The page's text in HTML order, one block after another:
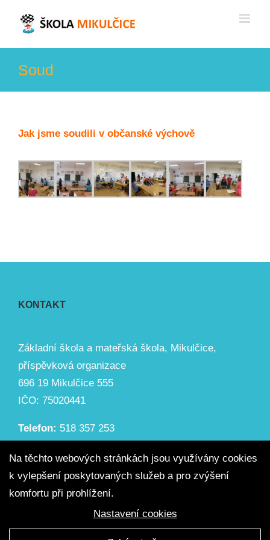
Soud
Jak jsme soudili v občanské výchově
KONTAKT
Základní škola a mateřská škola, Mikulčice,
příspěvková organizace
696 19 Mikulčice 555
IČO: 75020441
Telefon: 518 357 253
Na těchto webových stránkách jsou využívány cookies
k vylepšení poskytovaných služeb a pro zvýšení
komfortu při prohlížení.
Nastavení cookies